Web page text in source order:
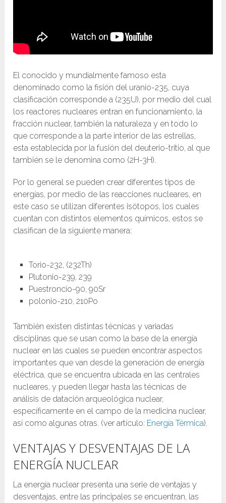
El conocido y mundialmente famoso esta
denominado como la fisión del uranio-235, cuya
clasificación corresponde a (235U), por medio del cual
los reactores nucleares entran en funcionamiento, la
fracción nuclear, también la naturaleza y en todo lo
que corresponde a la parte interior de las estrellas,
esta establecida por la fusión del deuterio-tritio, al que
también se le denomina como (2H-3H).
Por lo general se pueden crear diferentes tipos de
energías, por medio de las reacciones nucleares, en
este caso se utilizan diferentes isótopos, los cuales
cuentan con distintos elementos químicos, estos se
clasifican de la siguiente manera:
Torio-232, (232Th)
Plutonio-239, 239
Puestroncio-90, 90Sr
polonio-210, 210Po
También existen distintas técnicas y variadas
disciplinas que se usan como la base de la energía
nuclear en las cuales se pueden encontrar aspectos
importantes que van desde la generación de energía
eléctrica, que se encuentra ubicada en las centrales
nucleares, y pueden llegar hasta las técnicas de
análisis de datación arqueológica nuclear,
específicamente en el campo de la medicina nuclear,
así como algunas otras. (ver artículo: Energía Térmica).
VENTAJAS Y DESVENTAJAS DE LA
ENERGÍA NUCLEAR
La energía nuclear presenta una serie de ventajas y
desventajas, entre las principales se encuentran, las